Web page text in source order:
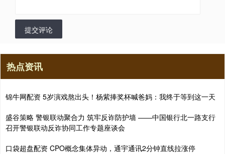
提交评论
热点资讯
锦牛网配资 5岁演戏熬出头！杨紫捧奖杯喊爸妈：我终于等到这一天
盛谷策略 警银联动聚合力 筑牢反诈防护墙 ——中国银行北一路支行
召开警银联动反诈协同工作专题座谈会
口袋超盘配资 CPO概念集体异动，通宇通讯2分钟直线拉涨停